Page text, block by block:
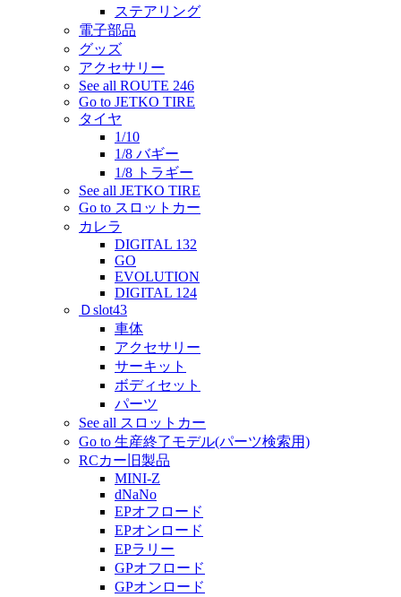
ステアリング
電子部品
グッズ
アクセサリー
See all ROUTE 246
Go to JETKO TIRE
タイヤ
1/10
1/8 バギー
1/8 トラギー
See all JETKO TIRE
Go to スロットカー
カレラ
DIGITAL 132
GO
EVOLUTION
DIGITAL 124
Ｄslot43
車体
アクセサリー
サーキット
ボディセット
パーツ
See all スロットカー
Go to 生産終了モデル(パーツ検索用)
RCカー旧製品
MINI-Z
dNaNo
EPオフロード
EPオンロード
EPラリー
GPオフロード
GPオンロード